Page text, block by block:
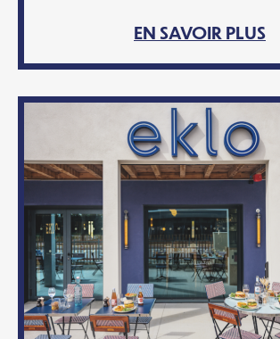
EN SAVOIR PLUS